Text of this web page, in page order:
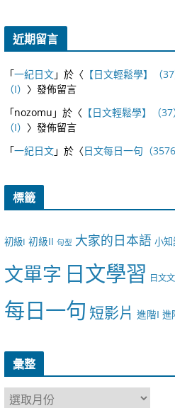
近期留言
「一紀日文」於〈 【日文輕鬆學】（
（I） 〉發佈留言
「nozomu 」於〈 【日文輕鬆學】（
（I） 〉發佈留言
「一紀日文」於〈日文每日一句（3576
標籤
初級I 初級II 句型 大家的日本語 小知
文單字 日文學習 日文
每日一句 短影片 進階I 進
彙整
彙